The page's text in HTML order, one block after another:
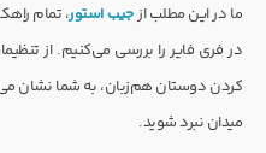
ما در این مطلب از جیب استور، تمام
در فری فایر را بررسی می‌کنیم. از
کردن دوستان هم‌زبان، به شما نشان
میدان نبرد شوید.